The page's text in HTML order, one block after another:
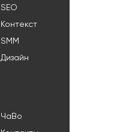
SEO
Контекст
SMM
Дизайн
ЧаВо